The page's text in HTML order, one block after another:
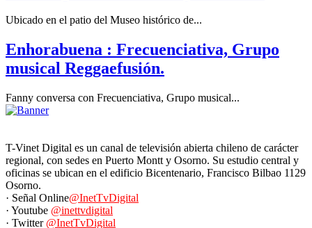
Ubicado en el patio del Museo histórico de...
Enhorabuena : Frecuenciativa, Grupo
musical Reggaefusión.
Fanny conversa con Frecuenciativa, Grupo musical...
T-Vinet Digital es un canal de televisión abierta chileno de carácter
regional, con sedes en Puerto Montt y Osorno. Su estudio central y
oficinas se ubican en el edificio Bicentenario, Francisco Bilbao 1129
Osorno.
· Señal Online@InetTvDigital
· Youtube @inettvdigital
· Twitter @InetTvDigital